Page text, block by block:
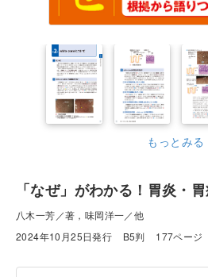
もっとみる
「なぜ」がわかる！胃炎・
八木一芳／著，味岡洋一／他
2024年10月25日発行
B5判 177ページ